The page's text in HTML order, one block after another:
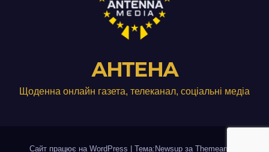
АНТЕНА
Щоденна онлайн газета, телеканал, соціальні медіа
Сайт працює на WordPress Тема:Newsup за Themeansar